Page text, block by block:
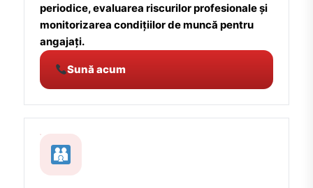
periodice, evaluarea riscurilor profesionale și
monitorizarea condițiilor de muncă pentru
angajați.
Sună acum